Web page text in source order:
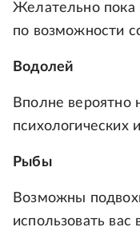
Желательно пока
по возможности
Водолей
Вполне
психологических
Рыбы
Возможны
использовать вас